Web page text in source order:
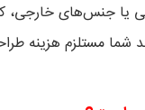
شما مستلزم هزینه